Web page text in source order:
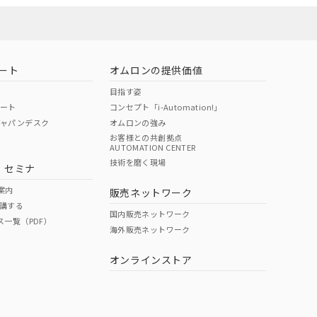
O O
ページへ
ください
ト
ト
パンデスク
セミナ
内
する
覧（PDF）
オムロンの提供価値
目指す姿
コンセプト「i-Automation!」
オムロンの強み
お客様との共創拠点
AUTOMATION CENTER
技術を磨く現場
販売ネットワーク
国内販売ネットワーク
海外販売ネットワーク
オンラインストア